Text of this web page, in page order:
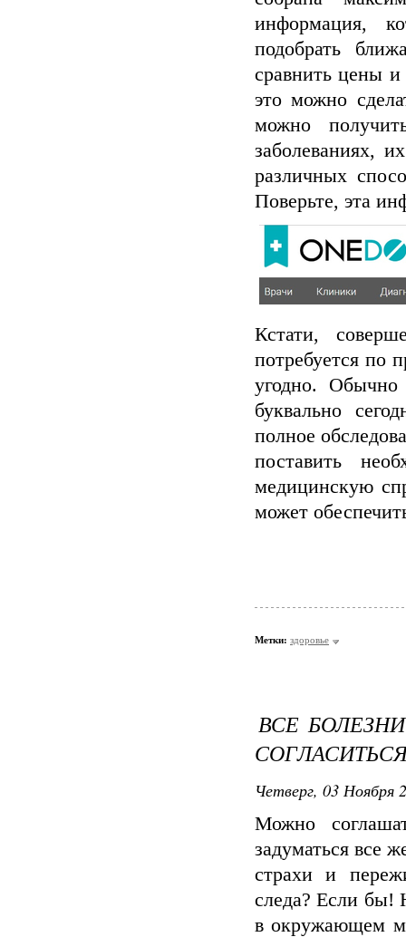
информация,
подобрать
сравнить цены и
это можно
можно
заболеваниях,
различных
Поверьте, эта
Кстати,
потребуется по
угодно.
буквально
полное
поставить
медицинскую
может
Метки: здоровье
ВСЕ
Четверг, 03 Ноября
Можно
задуматься все
страхи и
следа? Если бы!
в окружающем